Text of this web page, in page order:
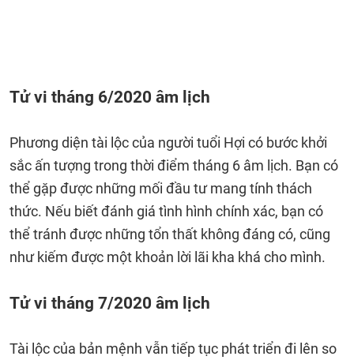
Tử vi tháng 6/2020 âm lịch
Phương diện tài lộc của người tuổi Hợi có bước khởi
sắc ấn tượng trong thời điểm tháng 6 âm lịch. Bạn có
thể gặp được những mối đầu tư mang tính thách
thức. Nếu biết đánh giá tình hình chính xác, bạn có
thể tránh được những tổn thất không đáng có, cũng
như kiếm được một khoản lời lãi kha khá cho mình.
Tử vi tháng 7/2020 âm lịch
Tài lộc của bản mệnh vẫn tiếp tục phát triển đi lên so